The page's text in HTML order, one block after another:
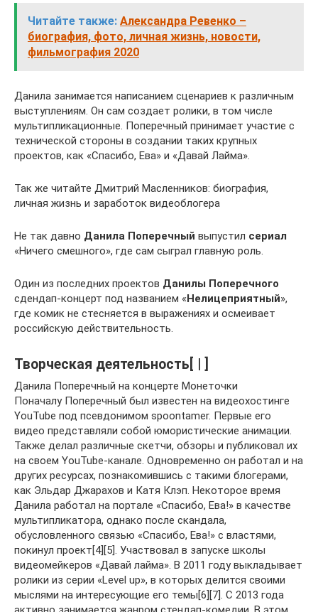
Читайте также: Александра Ревенко –
биография, фото, личная жизнь, новости,
фильмография 2020
Данила занимается написанием сценариев к различным
выступлениям. Он сам создает ролики, в том числе
мультипликационные. Поперечный принимает участие с
технической стороны в создании таких крупных
проектов, как «Спасибо, Ева» и «Давай Лайма».
Так же читайте Дмитрий Масленников: биография,
личная жизнь и заработок видеоблогера
Не так давно Данила Поперечный выпустил сериал
«Ничего смешного», где сам сыграл главную роль.
Один из последних проектов Данилы Поперечного
сдендап-концерт под названием «Нелицеприятный»,
где комик не стесняется в выражениях и осмеивает
российскую действительность.
Творческая деятельность[ | ]
Данила Поперечный на концерте Монеточки
Поначалу Поперечный был известен на видеохостинге
YouTube под псевдонимом spoontamer. Первые его
видео представляли собой юмористические анимации.
Также делал различные скетчи, обзоры и публиковал их
на своем YouTube-канале. Одновременно он работал и на
других ресурсах, познакомившись с такими блогерами,
как Эльдар Джарахов и Катя Клэп. Некоторое время
Данила работал на портале «Спасибо, Ева!» в качестве
мультипликатора, однако после скандала,
обусловленного связью «Спасибо, Ева!» с властями,
покинул проект[4][5]. Участвовал в запуске школы
видеомейкеров «Давай лайма». В 2011 году выкладывает
ролики из серии «Level up», в которых делится своими
мыслями на интересующие его темы[6][7]. С 2013 года